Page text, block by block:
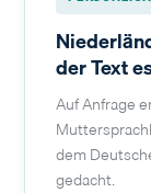
der Text
Auf Anfrage
dem
gedacht.